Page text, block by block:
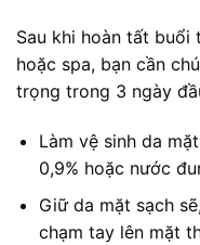
Sau khi hoàn tất buổi
hoặc spa, bạn cần
trọng trong 3 ngày
Làm vệ sinh da
0,9% hoặc nước
Giữ da mặt sạch
chạm tay lên mặt